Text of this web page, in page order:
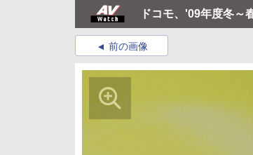
ドコモ、'09年度冬～
前の画像